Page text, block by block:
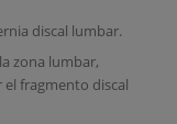
discal lumbar.
zona lumbar,
fragmento discal